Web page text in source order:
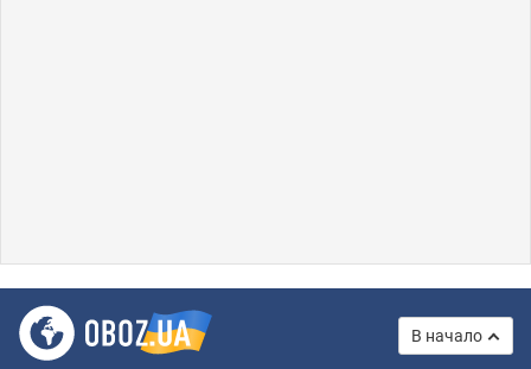
В начало